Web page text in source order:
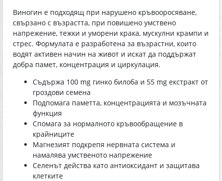
Виногин е подходящ при нарушено кръвооросяване,
свързано с възрастта, при повишено умствено
напрежение, тежки и уморени крака, мускулни крампи и
стрес. Формулата е разработена за възрастни, които
водят активен начин на живот и искат да поддържат
добра памет, концентрация и циркулация.
Съдържа 100 mg гинко билоба и 55 mg екстракт от
гроздови семена
Подпомага паметта, концентрацията и мозъчната
функция
Спомага за нормалното кръвообращение в
крайниците
Магнезият подкрепя нервната система и
намалява умственото напрежение
Селенът действа като антиоксидант и защитава
клетките